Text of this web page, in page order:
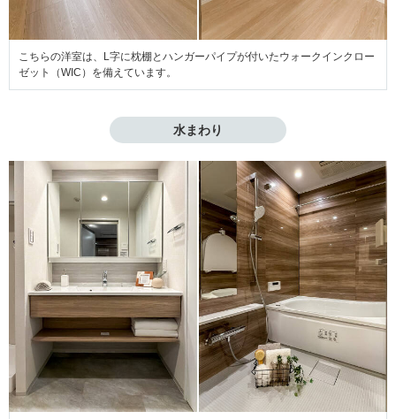
こちらの洋室は、L字に枕棚とハンガーパイプが付いたウォークインクロー
ゼット（WIC）を備えています。
水まわり